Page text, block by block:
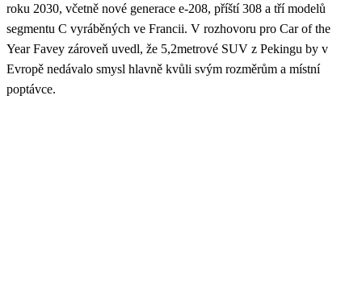
roku 2030, včetně nové generace e-208, příští 308 a tří modelů
segmentu C vyráběných ve Francii. V rozhovoru pro Car of the
Year Favey zároveň uvedl, že 5,2metrové SUV z Pekingu by v
Evropě nedávalo smysl hlavně kvůli svým rozměrům a místní
poptávce.